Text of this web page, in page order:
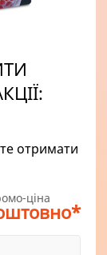
отримати
ціна
*